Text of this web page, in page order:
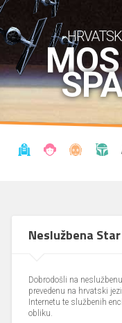
Neslužbena
Dobrodošli na
prevedenu na hrvatski
Internetu te službenih
obliku.